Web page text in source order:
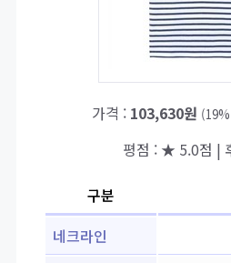
가격 : 103,630원
평점 : ★ 5.0점 |
구분
네크라인